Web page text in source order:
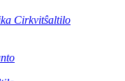
Cirkvitŝaltilo